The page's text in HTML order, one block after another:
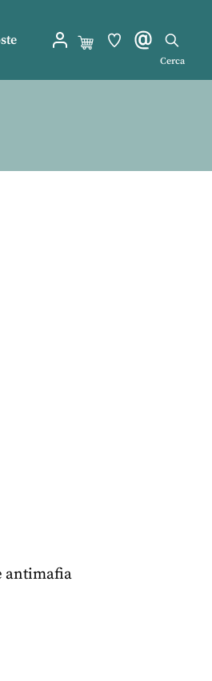
Cerca
antimafia